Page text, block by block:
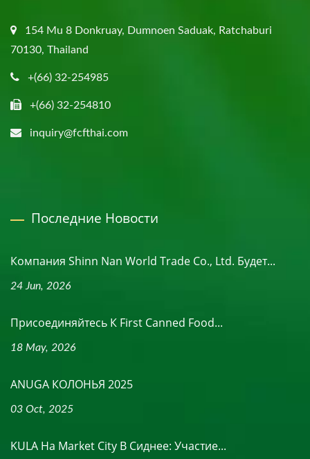
154 Mu 8 Donkruay, Dumnoen Saduak, Ratchaburi
70130, Thailand
+(66) 32-254985
+(66) 32-254810
inquiry@fcfthai.com
Последние Новости
Компания Shinn Nan World Trade Co., Ltd. Будет...
24 Jun, 2026
Присоединяйтесь К First Canned Food...
18 May, 2026
ANUGA КОЛОНЬЯ 2025
03 Oct, 2025
KULA На Market City В Сиднее: Участие...